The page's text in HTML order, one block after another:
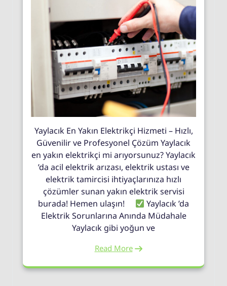
Yaylacık En Yakın Elektrikçi Hizmeti – Hızlı,
Güvenilir ve Profesyonel Çözüm Yaylacık
en yakın elektrikçi mi arıyorsunuz? Yaylacık
’da acil elektrik arızası, elektrik ustası ve
elektrik tamircisi ihtiyaçlarınıza hızlı
çözümler sunan yakın elektrik servisi
burada! Hemen ulaşın!
Yaylacık ’da
Elektrik Sorunlarına Anında Müdahale
Yaylacık gibi yoğun ve
Read More